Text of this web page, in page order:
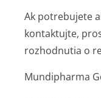
Ak potrebujete
kontaktujte,
rozhodnutia o
Mundipharma